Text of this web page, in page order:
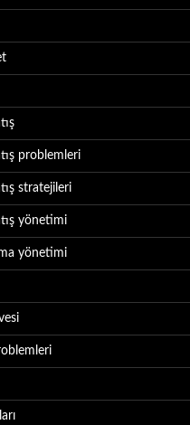
problemleri
stratejileri
yönetimi
yönetimi